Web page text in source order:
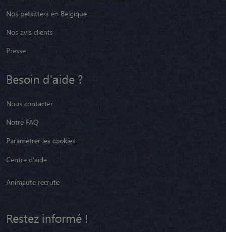
Nos petsitters en Belgique
Nos avis clients
Presse
Besoin d'aide ?
Nous contacter
Notre FAQ
Paramétrer les cookies
Centre d'aide
Animaute recrute
Restez informé !